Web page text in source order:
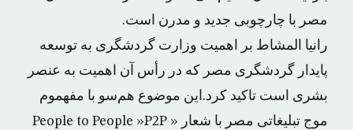
مصر با چارچوبی جدید و مدرن است.
رانیا المشاط بر اهمیت وزارت گردشگری به توسعه
پایدار گردشگری مصر که در رأس آن اهمیت به عنصر
بشری است تاکید کرد.این موضوع هم‌سو با مفهموم
موج تبلیغاتی مصر با شعار « People to People »P2P